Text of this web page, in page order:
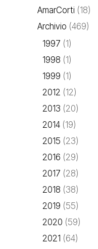
AmarCorti (18)
Archivio (469)
1997 (1)
1998 (1)
1999 (1)
2012 (12)
2013 (20)
2014 (19)
2015 (23)
2016 (29)
2017 (28)
2018 (38)
2019 (55)
2020 (59)
2021 (64)